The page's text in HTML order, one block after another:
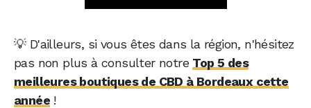
💡 D'ailleurs, si vous êtes dans la région, n'hésitez
pas non plus à consulter notre Top 5 des
meilleures boutiques de CBD à Bordeaux cette
année !